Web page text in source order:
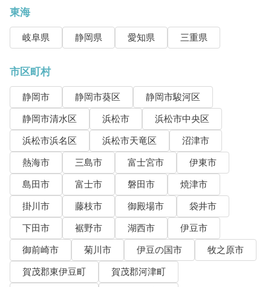
東海
岐阜県 静岡県 愛知県 三重県
市区町村
静岡市 静岡市葵区
静岡市駿河区
静岡市清水区
浜松市
浜松市中央区
浜松市浜名区
浜松市天竜区
沼津市
熱海市
三島市 富士宮市
伊東市
島田市
富士市 磐田市
焼津市
掛川市
藤枝市 御殿場市
袋井市
下田市
裾野市 湖西市
伊豆市
御前崎市
菊川市 伊豆の国市
牧之原市
賀茂郡東伊豆町
賀茂郡河津町